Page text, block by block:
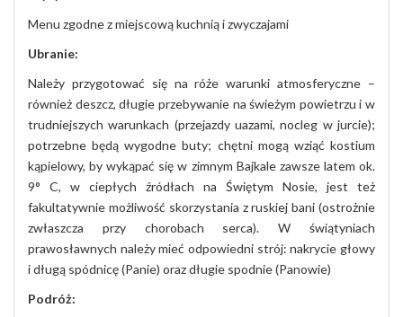
Menu zgodnezmiejscowąkuchniąizwyczajami
Ubranie:
Należy przygotować się na róże warunki atmosferyczne –
również deszcz, długie przebywanie na świeżym powietrzu i w
trudniejszych warunkach (przejazdy uazami, nocleg w jurcie);
potrzebne będą wygodne buty; chętni mogą wziąć kostium
kąpielowy, by wykąpać się w zimnym Bajkale zawsze latem ok.
9° C, w ciepłych źródłach na Świętym Nosie, jest też
fakultatywnie możliwość skorzystania z ruskiej bani (ostrożnie
zwłaszcza przy chorobach serca). W świątyniach
prawosławnych należy mieć odpowiedni strój: nakrycie głowy
i długą spódnicę (Panie) oraz długie spodnie (Panowie)
Podróż: